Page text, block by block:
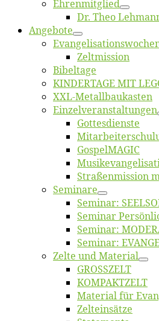
Eh­ren­mit­glied
Dr. Theo
An­ge­bo­te
Zelt­mis­si­on
Bi­bel­ta­ge
KINDERTAGE MIT
XXL-Me­­tal­l­­bau­­kas­­ten
Einzelver­an­stal­tungen
Got­tes­diens­te
Gos­pel­MA­GIC
Straßenmis­sion
Se­mi­na­re
Se­mi­nar:
Se­mi­nar
Se­mi­nar:
Se­mi­nar:
Zel­te und Material
GROSSZELT
KOMPAKTZELT
Ma­te­ri­al für
Zelt­ein­sät­ze